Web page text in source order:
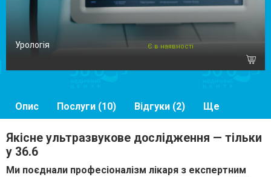
Урологія Є в наявності
Опис Послуги (10) Відгуки (2) Ще
Якісне ультразвукове дослідження — тільки
у 36.6
Ми поєднали професіоналізм лікаря з експертним